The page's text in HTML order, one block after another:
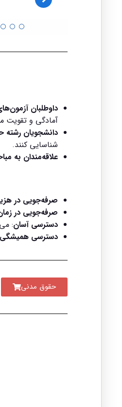
داوطلبان
آمادگی و
دانشجویان رشته
شناسایی کنند.
علاقه‌مندان به
صرفه‌جویی در
صرفه‌جویی در
دسترسی آسان:
دسترسی همیشگی
حقوق مدنی